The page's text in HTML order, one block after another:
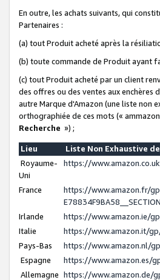
En outre, les achats suivants, qui
Partenaires :
(a) tout Produit acheté après la
(b) toute commande de Produit ayant
(c) tout Produit acheté par un client
des offres ou des ventes aux
autre Marque d'Amazon (une liste non
orthographiée de ces mots («
Recherche ») ;
Lieu
Liste Non Exhaustive
Royaume-
Uni
https://
France
https://www.amazon.fr/
Irlande
https://www.amazon.ie/
Italie
https://www.amazon.it/
Pays-Bas
https://www.amazon.nl/
Espagne
https://www.amazon.es/
Allemagne https://www.amazon.de/